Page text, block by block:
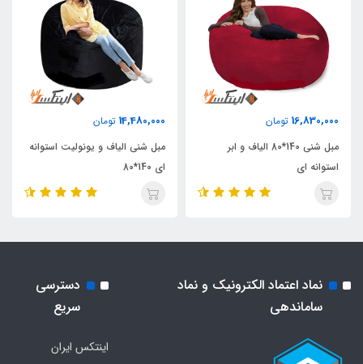
16,830,000 تومان
مبل شنی 140*80 الیاف و ابر
استوانه ای
14,480,000 تومان
مبل شنی الیاف و یونولیت استوانه
ای 140*80
نماد اعتماد الکترونیک و نماد
ساماندهی
دسترسی
سریع
اینتکس ایران